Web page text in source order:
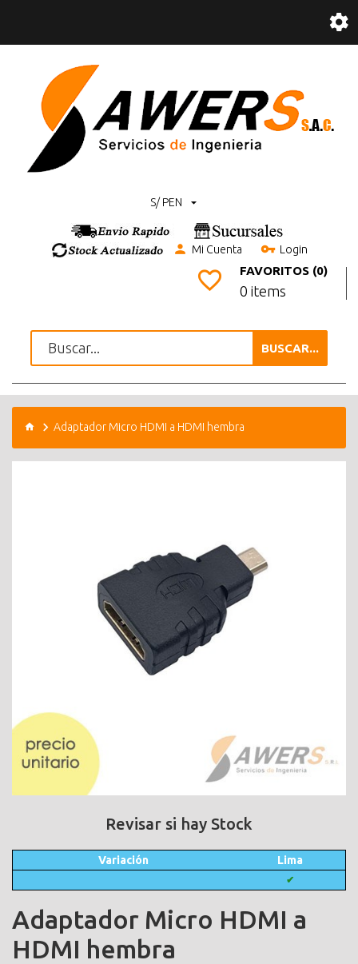
S/ PEN
Mi Cuenta Login
FAVORITOS (0)
0 items
BUSCAR...
Adaptador Micro HDMI a HDMI hembra
Revisar si hay Stock
Variación Lima
✔
Adaptador Micro HDMI a
HDMI hembra